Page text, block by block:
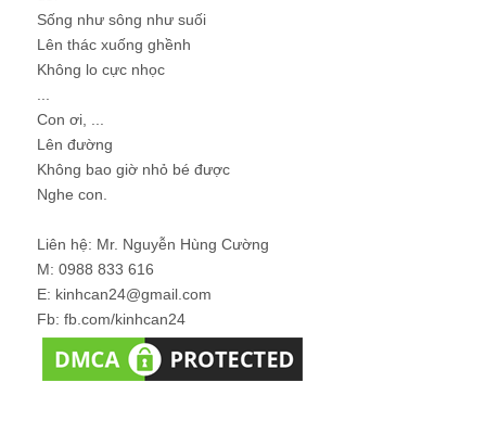
Sống như sông như suối
Lên thác xuống ghềnh
Không lo cực nhọc
Con ơi, ...
Lên đường
Không bao giờ nhỏ bé được
Nghe con.
Liên hệ: Mr. Nguyễn Hùng Cường
M: 0988 833 616
E: kinhcan24@gmail.com
Fb: fb.com/kinhcan24